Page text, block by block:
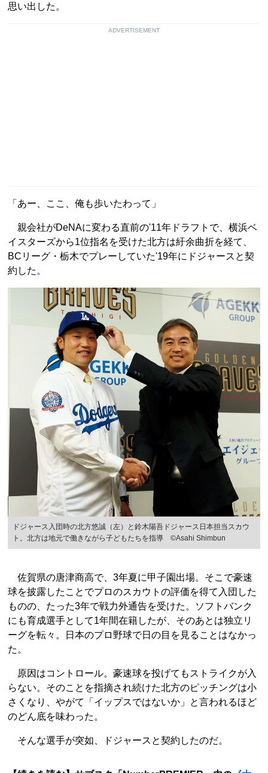
思い出した。
ADVERTISEMENT
「あー、ここ、俺も歩いたわって」
親会社がDeNAに変わる直前の'11年ドラフトで、横浜ベ
イスターズから1位指名を受けた北方は紆余曲折を経て、
BCリーグ・栃木でプレーしていた'19年にドジャースと契
約した。
ドジャース入団時の北方悠誠（左）と鈴木陽吾ドジャース日本担当スカウ
ト。北方は地元で働きながら子どもたちを指導 ©︎Asahi Shimbun
佐賀県の唐津商高で、3年夏に甲子園出場。そこで豪速
球を披露したことでプロのスカウトの評価を得て入団した
ものの、たった3年で戦力外通告を受けた。ソフトバンク
にも育成選手として1年間在籍したが、そのあとは独立リ
ーグを転々。日本のプロ野球で日の目を見ることはなかっ
た。
原因はコントロール。豪速球を投げてもストライクが入
らない。そのことを指摘され続けた北方のピッチングは小
さくなり、やがて「イップスではないか」と言われるほど
のどん底を味わった。
そんな選手が突如、ドジャースと契約したのだ。